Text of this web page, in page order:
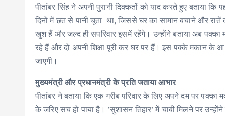
पीतांबर सिंह ने अपनी पुरानी दिक्कतों को याद करते हुए बताया
दिनों में छत से पानी चूता था, जिससे घर का सामान बचाने और
खुश हैं और जल्द ही सपरिवार इसमें रहेंगे। उन्होंने बताया अब
रहे हैं और दो अपनी शिक्षा पूरी कर घर पर हैं। इस पक्के मकान के
जाएगी।
मुख्यमंत्री और प्रधानमंत्री के प्रति जताया आभार
पीतांबर ने बताया कि एक गरीब परिवार के लिए अपने दम पर
के जरिए सच हो पाया है। ’सुशासन तिहार’ में चाबी मिलने पर